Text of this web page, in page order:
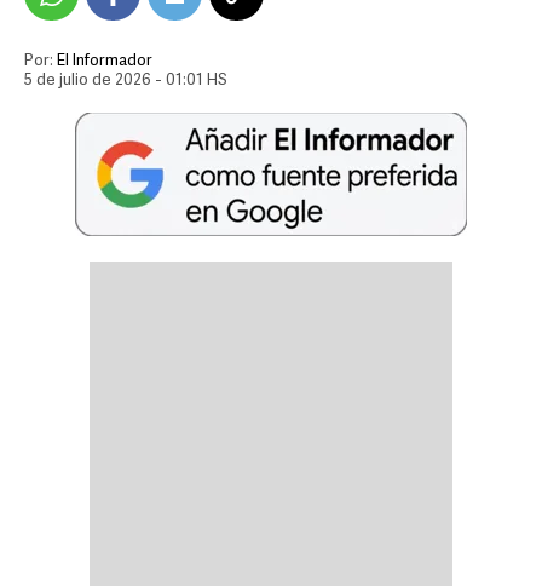
Por: El Informador
5 de julio de 2026 - 01:01 HS